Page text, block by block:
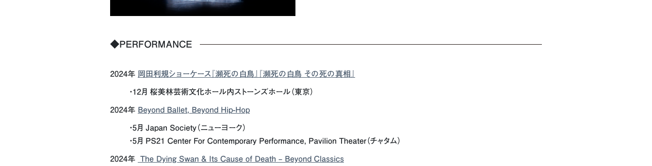
◆PERFORMANCE
2024年 岡田利規ショーケース『瀕死の白鳥』『瀕死の白鳥 その死の真相』
・12月 桜美林芸術文化ホール内ストーンズホール（東京）
2024年 Beyond Ballet, Beyond Hip-Hop
・5月 Japan Society（ニューヨーク）
・5月 PS21 Center For Contemporary Performance, Pavilion Theater（チャタム）
2024年 The Dying Swan & Its Cause of Death – Beyond Classics